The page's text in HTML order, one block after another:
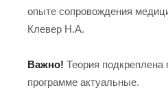
опыте сопровождения
Клевер Н.А.
Важно! Теория подкреплена
программе актуальные.